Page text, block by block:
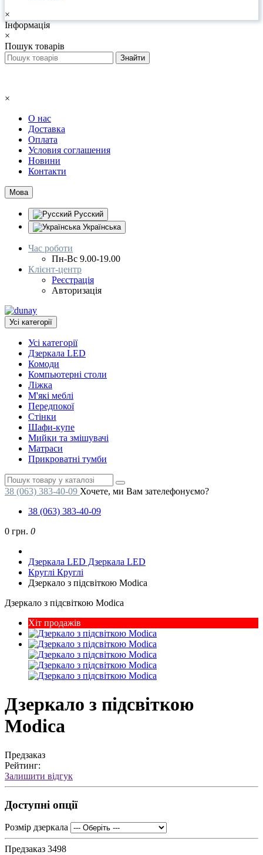
×
Інформація
×
Пошук товарів
×
О нас
Доставка
Оплата
Условия соглашения
Новини
Контакти
Мова
Русский
Українська
Час роботи
Пн-Вс 9.00-19.00
Клієнт-центр
Реєстрація
Авторизація
Усі категорії
Усі категорії
Дзеркала LED
Комоди
Компьютерні столи
Ліжка
М'які меблі
Передпокої
Стінки
Шафи-купе
Мийки та змішувачі
Матраси
Прикроватні тумби
38 (063) 383-40-09 Хочете, ми Вам зателефонуємо?
38 (063) 383-40-09
0 грн. 0
Дзеркала LED Дзеркала LED
Круглі Круглі
Дзеркало з підсвіткою Modica
Дзеркало з підсвіткою Modica
Хіт продажів
Дзеркало з підсвіткою
Modica
Предзаказ
Рейтинг:
Залишити відгук
Доступні опції
Розмір дзеркала
Предзаказ 3498